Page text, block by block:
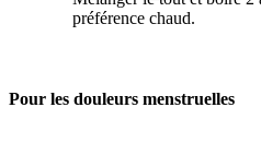
préférence chaud.
Pour les douleurs menstruelles